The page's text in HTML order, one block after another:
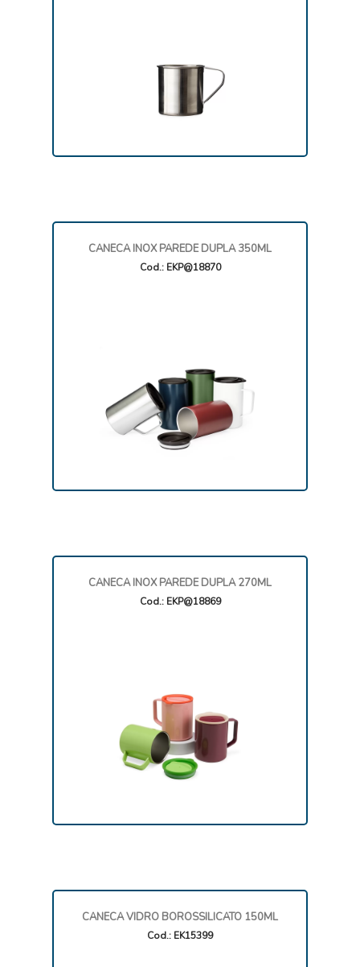
CANECA INOX PAREDE DUPLA 350ML
Cod.: EKP@18870
CANECA INOX PAREDE DUPLA 270ML
Cod.: EKP@18869
CANECA VIDRO BOROSSILICATO 150ML
Cod.: EK15399